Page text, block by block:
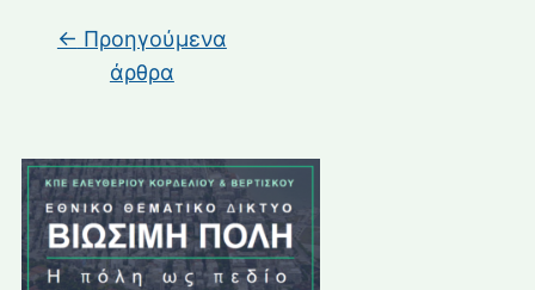
Πλοήγηση άρθρων
← Προηγούμενα
άρθρα